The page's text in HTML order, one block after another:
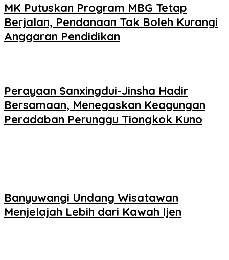
MK Putuskan Program MBG Tetap
Berjalan, Pendanaan Tak Boleh Kurangi
Anggaran Pendidikan
Perayaan Sanxingdui-Jinsha Hadir
Bersamaan, Menegaskan Keagungan
Peradaban Perunggu Tiongkok Kuno
Banyuwangi Undang Wisatawan
Menjelajah Lebih dari Kawah Ijen